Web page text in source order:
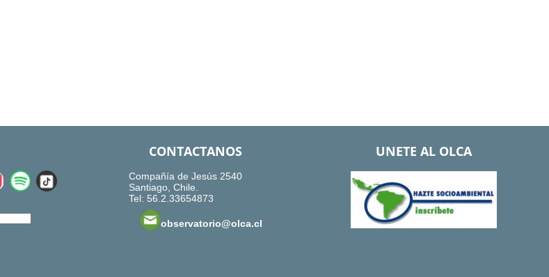
CONTACTANOS
Compañía de Jesús 2540
Santiago, Chile.
Tel: 56.2.33654873
observatorio@olca.cl
UNETE AL OLCA